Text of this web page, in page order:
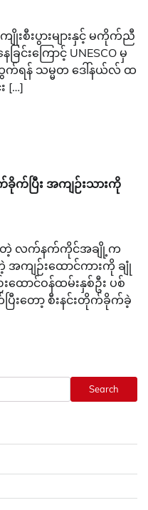
းစီးပွားများနှင့် မကိုက်ညီ
င်းကြောင့် UNESCO မှ
ရန် သမ္မတ ဒေါ်နယ်လ် ထ
[…]
က်ပြီး အကျဉ်းသားကို
ားတဲ့ လက်နက်ကိုင်အချို့က
အကျဉ်းထောင်ကားကို ချုံ
ောင်ဝန်ထမ်းနှစ်ဦး ပစ်
းတော့ စီးနင်းတိုက်ခိုက်ခဲ့
Search